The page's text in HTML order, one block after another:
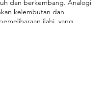
dan berkembang. Analogi
kelembutan dan
ilahi, yang